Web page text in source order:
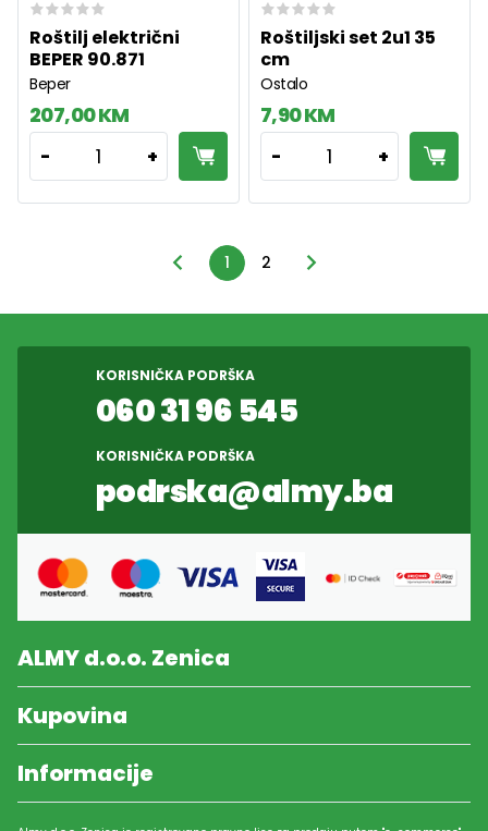
Roštilj električni
BEPER 90.871
Beper
207,00 KM
- 1 +
Roštiljski set 2u1 35
cm
Ostalo
7,90 KM
- 1 +
1 2
KORISNIČKA PODRŠKA
060 31 96 545
KORISNIČKA PODRŠKA
podrska@almy.ba
ALMY d.o.o. Zenica
Kupovina
Informacije